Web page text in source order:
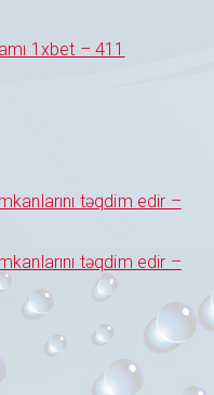
1xbet – 411
təqdim edir –
təqdim edir –